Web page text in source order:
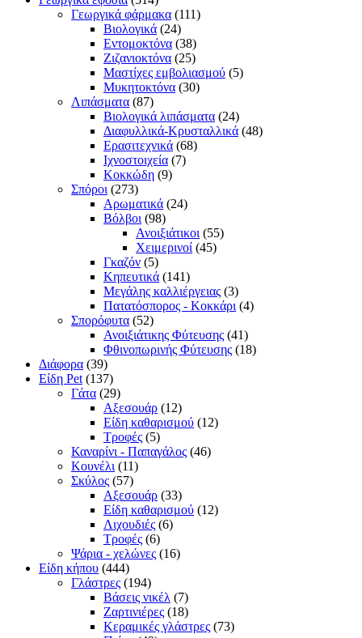
Γεωργικά φάρμακα (111)
Βιολογικά (24)
Εντομοκτόνα (38)
Ζιζανιοκτόνα (25)
Μαστίχες εμβολιασμού (5)
Μυκητοκτόνα (30)
Λιπάσματα (87)
Βιολογικά λιπάσματα (24)
Διαφυλλικά-Κρυσταλλικά (48)
Ερασιτεχνικά (68)
Ιχνοστοιχεία (7)
Κοκκώδη (9)
Σπόροι (273)
Αρωματικά (24)
Βόλβοι (98)
Ανοιξιάτικοι (55)
Χειμερινοί (45)
Γκαζόν (5)
Κηπευτικά (141)
Μεγάλης καλλιέργειας (3)
Πατατόσπορος - Κοκκάρι (4)
Σπορόφυτα (52)
Ανοιξιάτικης Φύτευσης (41)
Φθινοπωρινής Φύτευσης (18)
Διάφορα (39)
Είδη Pet (137)
Γάτα (29)
Αξεσουάρ (12)
Είδη καθαρισμού (12)
Τροφές (5)
Καναρίνι - Παπαγάλος (46)
Κουνέλι (11)
Σκύλος (57)
Αξεσουάρ (33)
Είδη καθαρισμού (12)
Λιχουδιές (6)
Τροφές (6)
Ψάρια - χελώνες (16)
Είδη κήπου (444)
Γλάστρες (194)
Βάσεις νικέλ (7)
Ζαρτινιέρες (18)
Κεραμικές γλάστρες (73)